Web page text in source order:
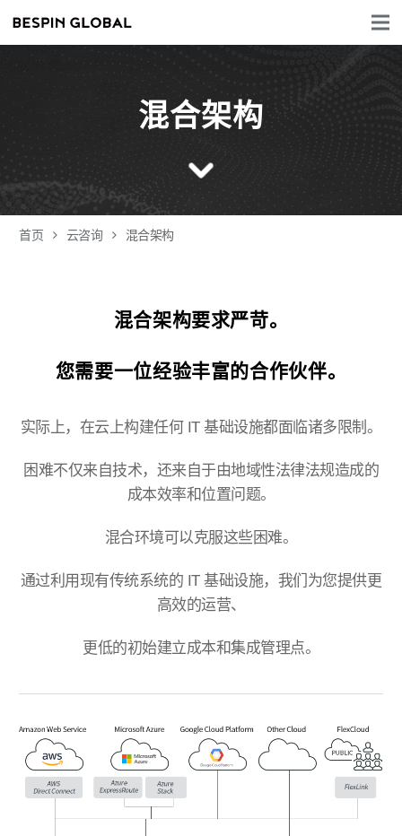
混合架构
首页 云咨询 混合架构
混合架构要求严苛。
您需要一位经验丰富的合作伙伴。
实际上，在云上构建任何 IT 基础设施都面临诸多限制。
困难不仅来自技术，还来自于由地域性法律法规造成的
成本效率和位置问题。
混合环境可以克服这些困难。
通过利用现有传统系统的 IT 基础设施，我们为您提供更
高效的运营、
更低的初始建立成本和集成管理点。